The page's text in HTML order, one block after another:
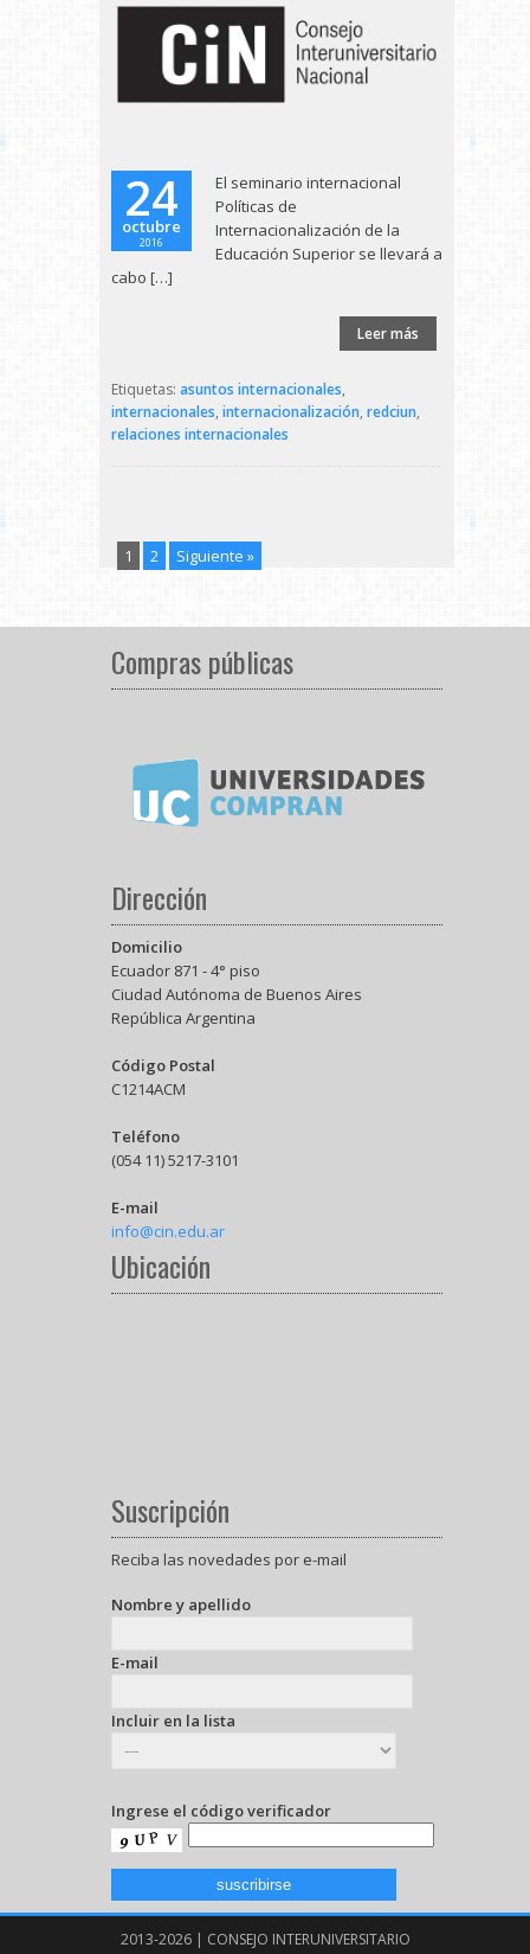
24
octubre
2016
El seminario internacional
Políticas de
Internacionalización de la
Educación Superior se llevará a
cabo […]
Leer más
Etiquetas: asuntos internacionales,
internacionales, internacionalización, redciun,
relaciones internacionales
1 2 Siguiente »
Compras públicas
Dirección
Domicilio
Ecuador 871 - 4° piso
Ciudad Autónoma de Buenos Aires
República Argentina
Código Postal
C1214ACM
Teléfono
(054 11) 5217-3101
E-mail
info@cin.edu.ar
Ubicación
Suscripción
Reciba las novedades por e-mail
Nombre y apellido
E-mail
Incluir en la lista
Ingrese el código verificador
2013-2026 | CONSEJO INTERUNIVERSITARIO